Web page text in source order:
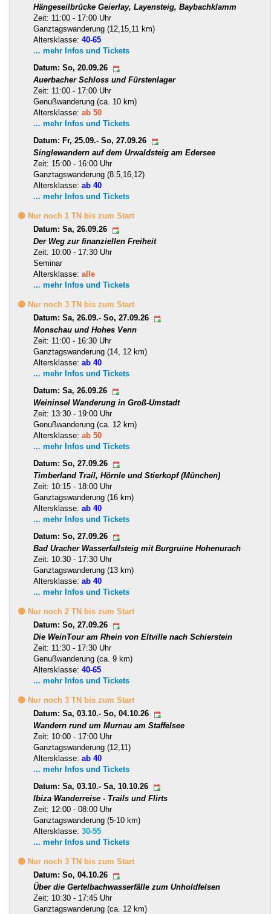
Hängeseilbrücke Geierlay, Layensteig, Baybachklamm
Zeit: 11:00 - 17:00 Uhr
Ganztagswanderung (12,15,11 km)
Altersklasse: 40-65
... mehr Infos und Tickets
Datum: So, 20.09.26
Auerbacher Schloss und Fürstenlager
Zeit: 11:00 - 17:00 Uhr
Genußwanderung (ca. 10 km)
Altersklasse: ab 50
... mehr Infos und Tickets
Datum: Fr, 25.09.- So, 27.09.26
Singlewandern auf dem Urwaldsteig am Edersee
Zeit: 15:00 - 16:00 Uhr
Ganztagswanderung (8.5,16,12)
Altersklasse: ab 40
... mehr Infos und Tickets
🟡 Nur noch 1 TN bis zum Start
Datum: Sa, 26.09.26
Der Weg zur finanziellen Freiheit
Zeit: 10:00 - 17:30 Uhr
Seminar
Altersklasse: alle
... mehr Infos und Tickets
🟡 Nur noch 3 TN bis zum Start
Datum: Sa, 26.09.- So, 27.09.26
Monschau und Hohes Venn
Zeit: 11:00 - 16:30 Uhr
Ganztagswanderung (14, 12 km)
Altersklasse: ab 40
... mehr Infos und Tickets
Datum: Sa, 26.09.26
Weininsel Wanderung in Groß-Umstadt
Zeit: 13:30 - 19:00 Uhr
Genußwanderung (ca. 12 km)
Altersklasse: ab 50
... mehr Infos und Tickets
Datum: So, 27.09.26
Timberland Trail, Hörnle und Stierkopf (München)
Zeit: 10:15 - 18:00 Uhr
Ganztagswanderung (16 km)
Altersklasse: ab 40
... mehr Infos und Tickets
Datum: So, 27.09.26
Bad Uracher Wasserfallsteig mit Burgruine Hohenurach
Zeit: 10:30 - 17:30 Uhr
Ganztagswanderung (13 km)
Altersklasse: ab 40
... mehr Infos und Tickets
🟡 Nur noch 2 TN bis zum Start
Datum: So, 27.09.26
Die WeinTour am Rhein von Eltville nach Schierstein
Zeit: 11:30 - 17:30 Uhr
Genußwanderung (ca. 9 km)
Altersklasse: 40-65
... mehr Infos und Tickets
🟡 Nur noch 3 TN bis zum Start
Datum: Sa, 03.10.- So, 04.10.26
Wandern rund um Murnau am Staffelsee
Zeit: 10:00 - 17:00 Uhr
Ganztagswanderung (12,11)
Altersklasse: ab 40
... mehr Infos und Tickets
Datum: Sa, 03.10.- Sa, 10.10.26
Ibiza Wanderreise - Trails und Flirts
Zeit: 12:00 - 08:00 Uhr
Ganztagswanderung (5-10 km)
Altersklasse: 30-55
... mehr Infos und Tickets
🟡 Nur noch 3 TN bis zum Start
Datum: So, 04.10.26
Über die Gertelbachwasserfälle zum Unholdfelsen
Zeit: 10:30 - 17:45 Uhr
Ganztagswanderung (ca. 12 km)